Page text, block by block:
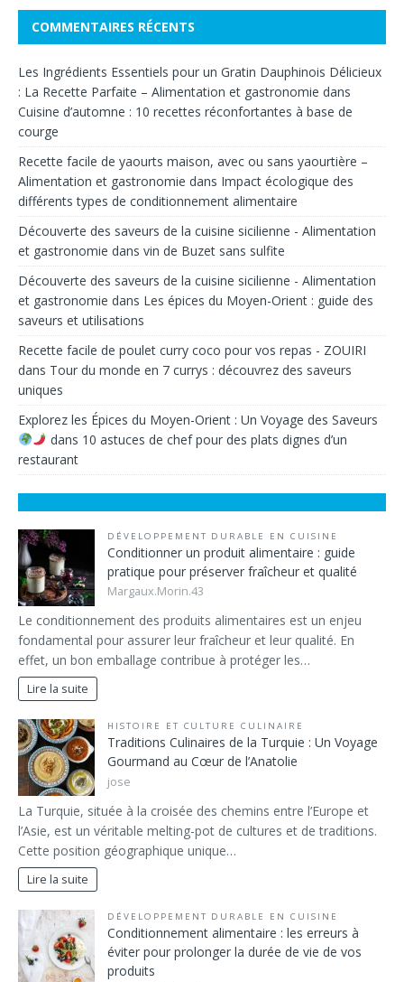
COMMENTAIRES RÉCENTS
Les Ingrédients Essentiels pour un Gratin Dauphinois Délicieux
: La Recette Parfaite – Alimentation et gastronomie dans
Cuisine d’automne : 10 recettes réconfortantes à base de
courge
Recette facile de yaourts maison, avec ou sans yaourtière –
Alimentation et gastronomie dans Impact écologique des
différents types de conditionnement alimentaire
Découverte des saveurs de la cuisine sicilienne - Alimentation
et gastronomie dans vin de Buzet sans sulfite
Découverte des saveurs de la cuisine sicilienne - Alimentation
et gastronomie dans Les épices du Moyen-Orient : guide des
saveurs et utilisations
Recette facile de poulet curry coco pour vos repas - ZOUIRI
dans Tour du monde en 7 currys : découvrez des saveurs
uniques
Explorez les Épices du Moyen-Orient : Un Voyage des Saveurs
dans 10 astuces de chef pour des plats dignes d’un
restaurant
DÉVELOPPEMENT DURABLE EN CUISINE
Conditionner un produit alimentaire : guide
pratique pour préserver fraîcheur et qualité
Margaux.Morin.43
Le conditionnement des produits alimentaires est un enjeu
fondamental pour assurer leur fraîcheur et leur qualité. En
effet, un bon emballage contribue à protéger les…
Lire la suite
HISTOIRE ET CULTURE CULINAIRE
Traditions Culinaires de la Turquie : Un Voyage
Gourmand au Cœur de l’Anatolie
jose
La Turquie, située à la croisée des chemins entre l’Europe et
l’Asie, est un véritable melting-pot de cultures et de traditions.
Cette position géographique unique…
Lire la suite
DÉVELOPPEMENT DURABLE EN CUISINE
Conditionnement alimentaire : les erreurs à
éviter pour prolonger la durée de vie de vos
produits